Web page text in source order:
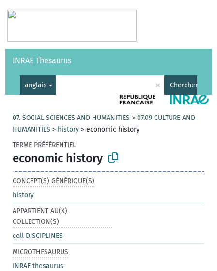
Vocabulaires API
INRAE Thesaurus
anglais × Chercher
07. SOCIAL SCIENCES AND HUMANITIES >07.09 CULTURE AND
HUMANITIES > history >economic history
TERME PRÉFÉRENTIEL
economic history
CONCEPT(S) GÉNÉRIQUE(S)
history
APPARTIENT AU(X)
COLLECTION(S)
coll DISCIPLINES
MICROTHESAURUS
INRAE thesaurus